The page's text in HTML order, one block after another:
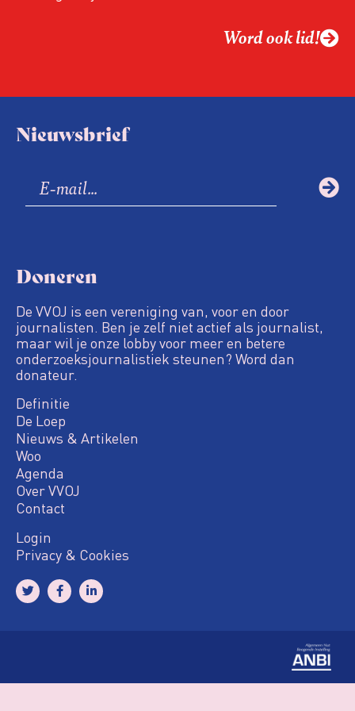
Word ook lid!
Nieuwsbrief
Doneren
De VVOJ is een vereniging van, voor en door
journalisten. Ben je zelf niet actief als journalist,
maar wil je onze lobby voor meer en betere
onderzoeksjournalistiek steunen? Word dan
donateur.
Definitie
De Loep
Nieuws & Artikelen
Woo
Agenda
Over VVOJ
Contact
Login
Privacy & Cookies